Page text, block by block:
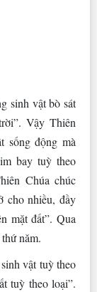
sinh vật bò sát
Vậy Thiên
sống động mà
bay tuỳ theo
Chúa chúc
cho nhiều, đầy
mặt đất”. Qua
năm.
vật tuỳ theo
tuỳ theo loại”.